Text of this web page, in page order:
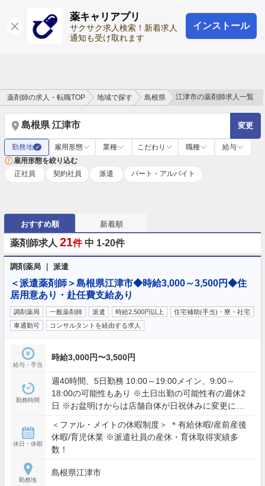
薬キャリアプリ
サクサク求人検索！新着求人
通知も受け取れます
インストール
ログイン 会員登録
薬剤師の求人・転職TOP 地域で探す 島根県 江津市の薬剤師求人一覧
島根県 江津市 変更
勤務地 ✓ 雇用形態 業種 こだわり 職種
給与
雇用形態を絞り込む
正社員
契約社員 派遣 パート・アルバイト
おすすめ順 新着順
薬剤師求人 21件 中 1-20件
調剤薬局 ｜ 派遣
＜派遣薬剤師＞島根県江津市◆時給3,000～3,500円◆住
居用意あり・赴任費支給あり
調剤薬局 一般薬剤師 派遣 時給2,500円以上
住宅補助(手当)・寮・社宅
車通勤可
コンサルタントを経由する求人
給与・手当
時給3,000円〜3,500円
勤務時間
週40時間、5日勤務 10:00～19:00メイン、9:00～
18:00の可能性もあり ※土日出勤の可能性有の週休2
日 ※お盆明けからは店舗自体が日祝休みに変更にな
休日・休暇
＜ファル・メイトの休暇制度＞ ＊有給休暇/産前産後
休暇/育児休業 ※派遣社員の産休・育休取得実績多
数！
勤務地
島根県江津市